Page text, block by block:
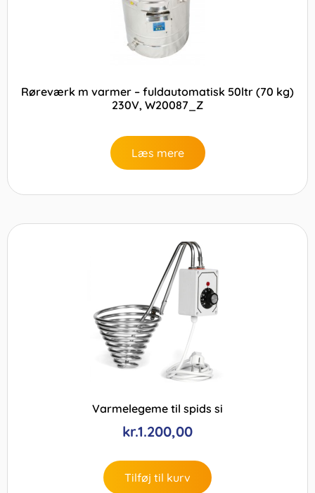
Røreværk m varmer – fuldautomatisk 50ltr (70 kg)
230V, W20087_Z
Læs mere
Varmelegeme til spids si
kr.1.200,00
Tilføj til kurv